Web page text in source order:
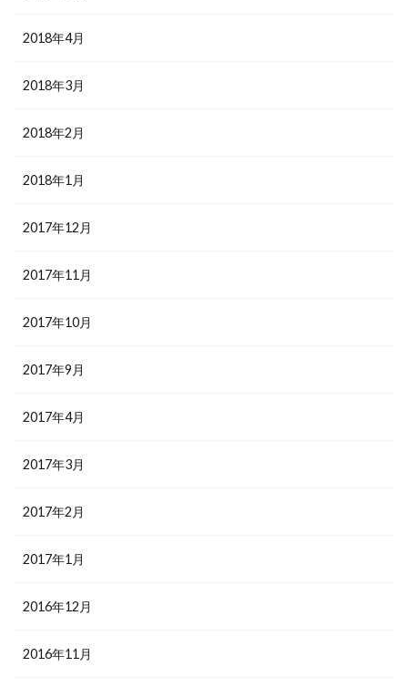
2018年4月
2018年3月
2018年2月
2018年1月
2017年12月
2017年11月
2017年10月
2017年9月
2017年4月
2017年3月
2017年2月
2017年1月
2016年12月
2016年11月